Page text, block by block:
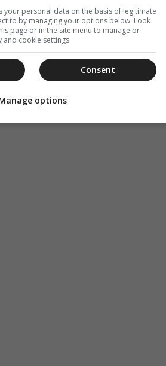
your personal data on the basis of legitimate
to by managing your options below. Look
page or in the site menu to manage or
and cookie settings.
Consent
options